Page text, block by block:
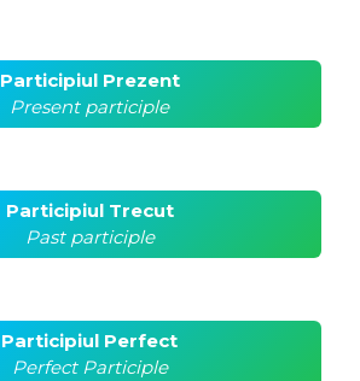
Participiul Prezent
Present participle
Participiul Trecut
Past participle
Participiul Perfect
Perfect Participle